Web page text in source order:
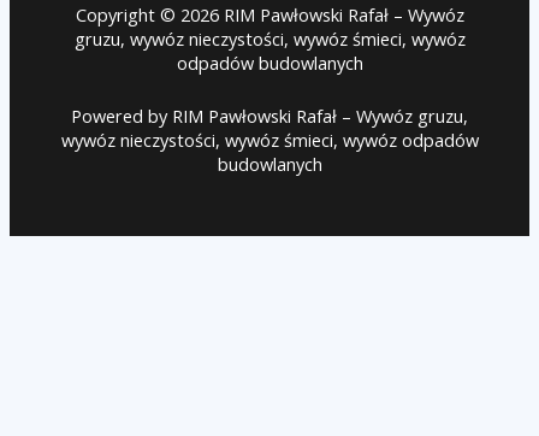
Copyright © 2026 RIM Pawłowski Rafał – Wywóz
gruzu, wywóz nieczystości, wywóz śmieci, wywóz
odpadów budowlanych
Powered by RIM Pawłowski Rafał – Wywóz gruzu,
wywóz nieczystości, wywóz śmieci, wywóz odpadów
budowlanych